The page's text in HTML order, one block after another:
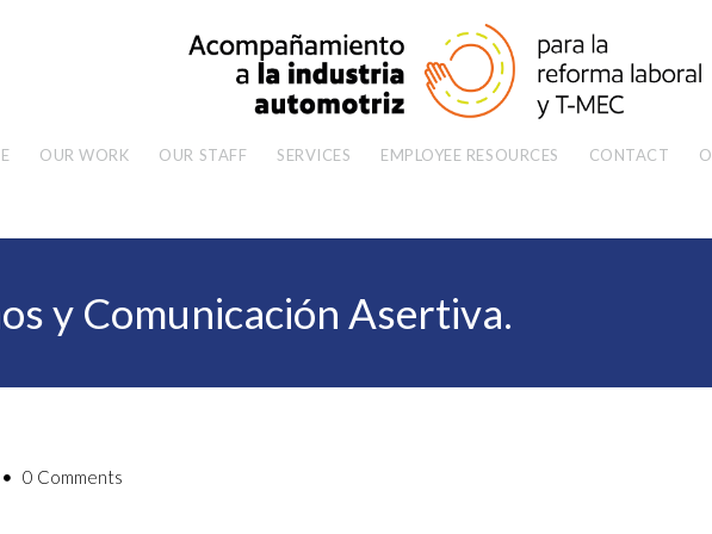
OUR WORK OUR STAFF SERVICES EMPLOYEE RESOURCES CONTACT
y Comunicación Asertiva.
0 Comments